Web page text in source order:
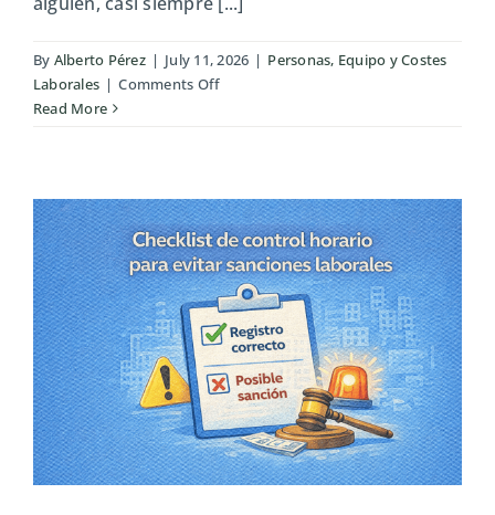
By Alberto Pérez | July 11, 2026 | Personas, Equipo y Costes
Laborales | Comments Offon
empleado
a
tu
empresa:
coste
real,
no
solo
el
salario
Read More